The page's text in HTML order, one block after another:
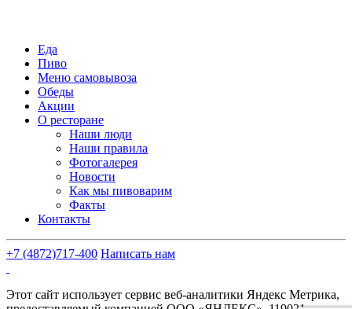
Еда
Пиво
Меню самовывоза
Обеды
Акции
О ресторане
Наши люди
Наши правила
Фотогалерея
Новости
Как мы пивоварим
Факты
Контакты
+7 (4872)717-400 Написать нам
Этот сайт использует сервис веб-аналитики Яндекс Метрика,